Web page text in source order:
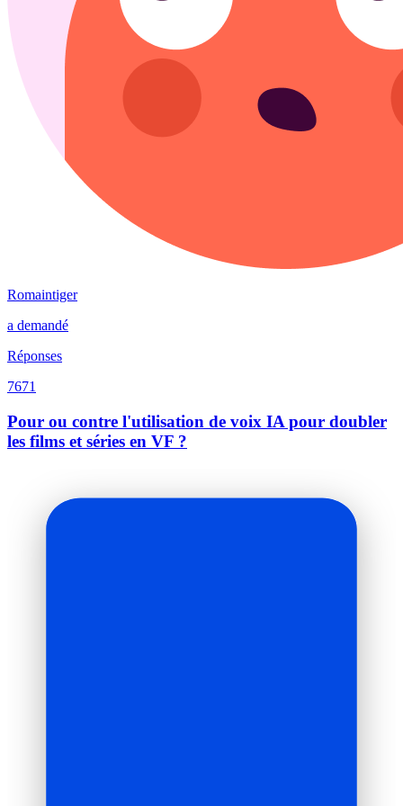
Romaintiger
a demandé
Réponses
7671
Pour ou contre l'utilisation de voix IA pour doubler
les films et séries en VF ?